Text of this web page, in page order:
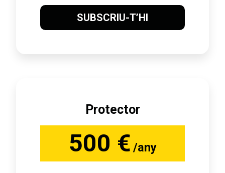
SUBSCRIU-T’HI
Protector
500 € /any